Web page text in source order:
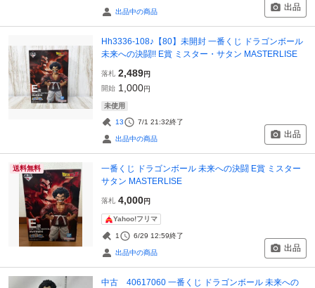
出品中の商品 出品
Hh3336-108♪【80】未開封 一番くじ ドラゴンボール
未来への決闘!! E賞 ミスター・サタン MASTERLISE
落札 2,489円
開始 1,000円
未使用
13 7/1 21:32終了
出品中の商品 出品
送料無料
一番くじ ドラゴンボール 未来への決闘 E賞 ミスター
サタン MASTERLISE
落札 4,000円
Yahoo!フリマ
1 6/29 12:59終了
出品中の商品 出品
中古 40617060 一番くじ ドラゴンボール 未来への